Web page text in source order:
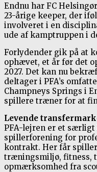
Endnu har FC
23-årige keeper, der
involveret i en
ude af kamptruppen i
Forlydender gik på at
ophævet, et år før det
2027. Det kan nu
deltager i PFA’s
Champneys Springs i
spillere træner for at
Levende
PFA-lejren er et
spillerforening for
kontrakt. Her får
træningsmiljø, fitness,
opmærksomhed fra